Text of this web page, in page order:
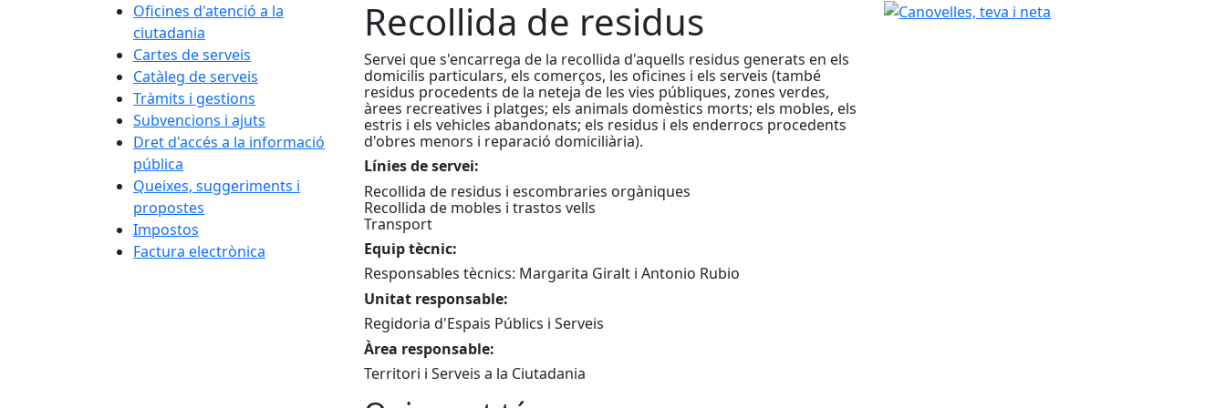
Oficines d'atenció a la
ciutadania
Cartes de serveis
Catàleg de serveis
Tràmits i gestions
Subvencions i ajuts
Dret d'accés a la informació
pública
Queixes, suggeriments i
propostes
Impostos
Factura electrònica
Recollida de residus
Servei que s'encarrega de la recollida d'aquells residus generats en els
domicilis particulars, els comerços, les oficines i els serveis (també
residus procedents de la neteja de les vies públiques, zones verdes,
àrees recreatives i platges; els animals domèstics morts; els mobles, els
estris i els vehicles abandonats; els residus i els enderrocs procedents
d'obres menors i reparació domiciliària).
Línies de servei:
Recollida de residus i escombraries orgàniques
Recollida de mobles i trastos vells
Transport
Equip tècnic:
Responsables tècnics: Margarita Giralt i Antonio Rubio
Unitat responsable:
Regidoria d'Espais Públics i Serveis
Àrea responsable:
Territori i Serveis a la Ciutadania
Canovelles, teva i neta